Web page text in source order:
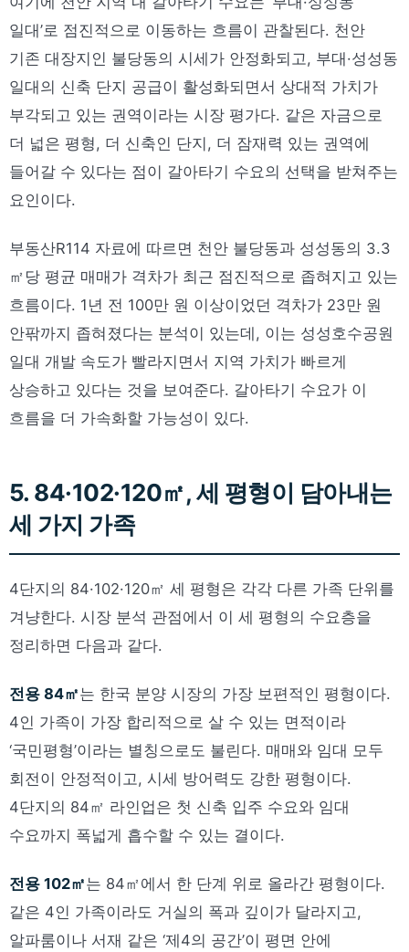
일대’로 점진적으로 이동하는 흐름이 관찰된다. 천안
기존 대장지인 불당동의 시세가 안정화되고, 부대·성성동
일대의 신축 단지 공급이 활성화되면서 상대적 가치가
부각되고 있는 권역이라는 시장 평가다. 같은 자금으로
더 넓은 평형, 더 신축인 단지, 더 잠재력 있는 권역에
들어갈 수 있다는 점이 갈아타기 수요의 선택을 받쳐주는
요인이다.
부동산R114 자료에 따르면 천안 불당동과 성성동의 3.3
㎡당 평균 매매가 격차가 최근 점진적으로 좁혀지고 있는
흐름이다. 1년 전 100만 원 이상이었던 격차가 23만 원
안팎까지 좁혀졌다는 분석이 있는데, 이는 성성호수공원
일대 개발 속도가 빨라지면서 지역 가치가 빠르게
상승하고 있다는 것을 보여준다. 갈아타기 수요가 이
흐름을 더 가속화할 가능성이 있다.
5. 84·102·120㎡, 세 평형이 담아내는
세 가지 가족
4단지의 84·102·120㎡ 세 평형은 각각 다른 가족 단위를
겨냥한다. 시장 분석 관점에서 이 세 평형의 수요층을
정리하면 다음과 같다.
전용 84㎡는 한국 분양 시장의 가장 보편적인 평형이다.
4인 가족이 가장 합리적으로 살 수 있는 면적이라
‘국민평형’이라는 별칭으로도 불린다. 매매와 임대 모두
회전이 안정적이고, 시세 방어력도 강한 평형이다.
4단지의 84㎡ 라인업은 첫 신축 입주 수요와 임대
수요까지 폭넓게 흡수할 수 있는 결이다.
전용 102㎡는 84㎡에서 한 단계 위로 올라간 평형이다.
같은 4인 가족이라도 거실의 폭과 깊이가 달라지고,
알파룸이나 서재 같은 ‘제4의 공간’이 평면 안에